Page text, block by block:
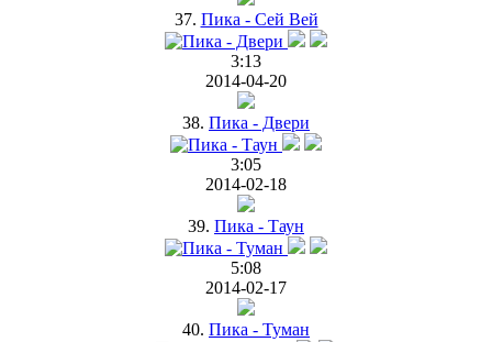
37. Пика - Сей Вей
3:13
2014-04-20
38. Пика - Двери
3:05
2014-02-18
39. Пика - Таун
5:08
2014-02-17
40. Пика - Туман